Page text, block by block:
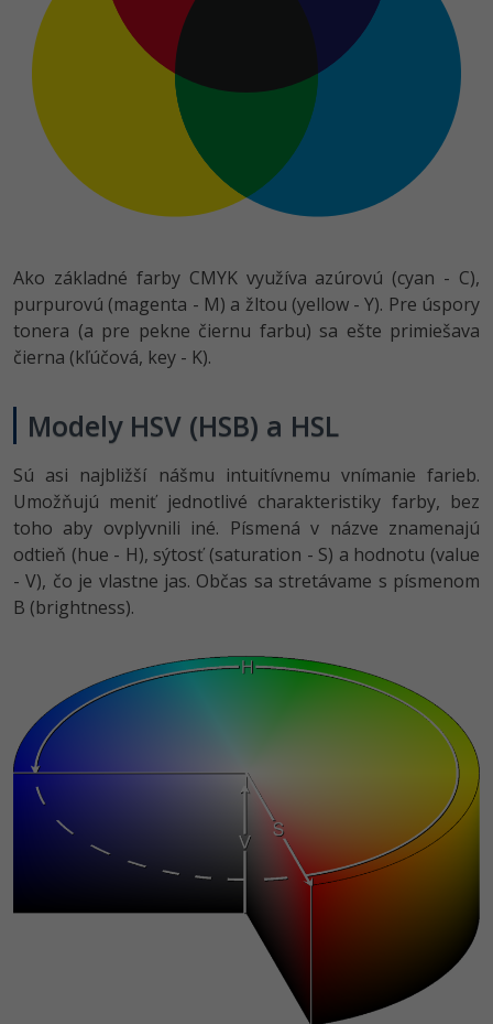
Ako základné farby CMYK využíva azúrovú (cyan - C),
purpurovú (magenta - M) a žltou (yellow - Y). Pre úspory
tonera (a pre pekne čiernu farbu) sa ešte primiešava
čierna (kľúčová, key - K).
Modely HSV (HSB) a HSL
Sú asi najbližší nášmu intuitívnemu vnímanie farieb.
Umožňujú meniť jednotlivé charakteristiky farby, bez
toho aby ovplyvnili iné. Písmená v názve znamenajú
odtieň (hue - H), sýtosť (saturation - S) a hodnotu (value
- V), čo je vlastne jas. Občas sa stretávame s písmenom
B (brightness).